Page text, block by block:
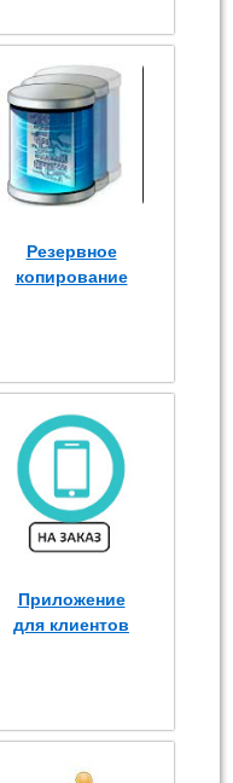
Резервное
копирование
Приложение
для клиентов